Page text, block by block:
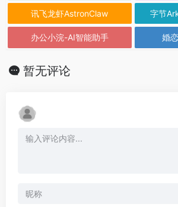
讯飞龙虾AstronClaw 字节
办公小浣-AI智能助手 婚
暂无评论